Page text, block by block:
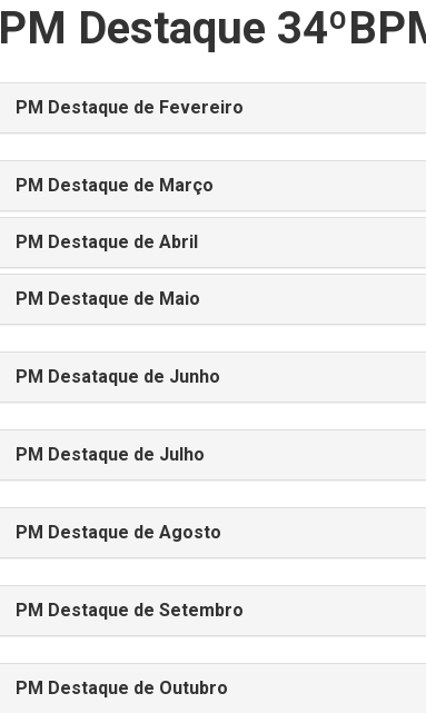
PM Destaque
PM Destaque de Fevereiro
PM Destaque de Março
PM Destaque de Abril
PM Destaque de Maio
PM Desataque de Junho
PM Destaque de Julho
PM Destaque de Agosto
PM Destaque de Setembro
PM Destaque de Outubro